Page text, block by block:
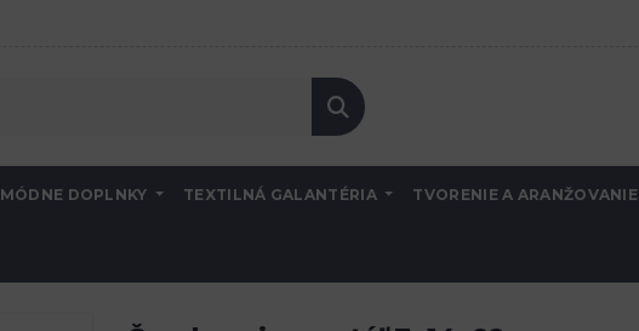
MÓDNE DOPLNKY TEXTILNÁ GALANTÉRIA TVORENIE A ARANŽOVANIE